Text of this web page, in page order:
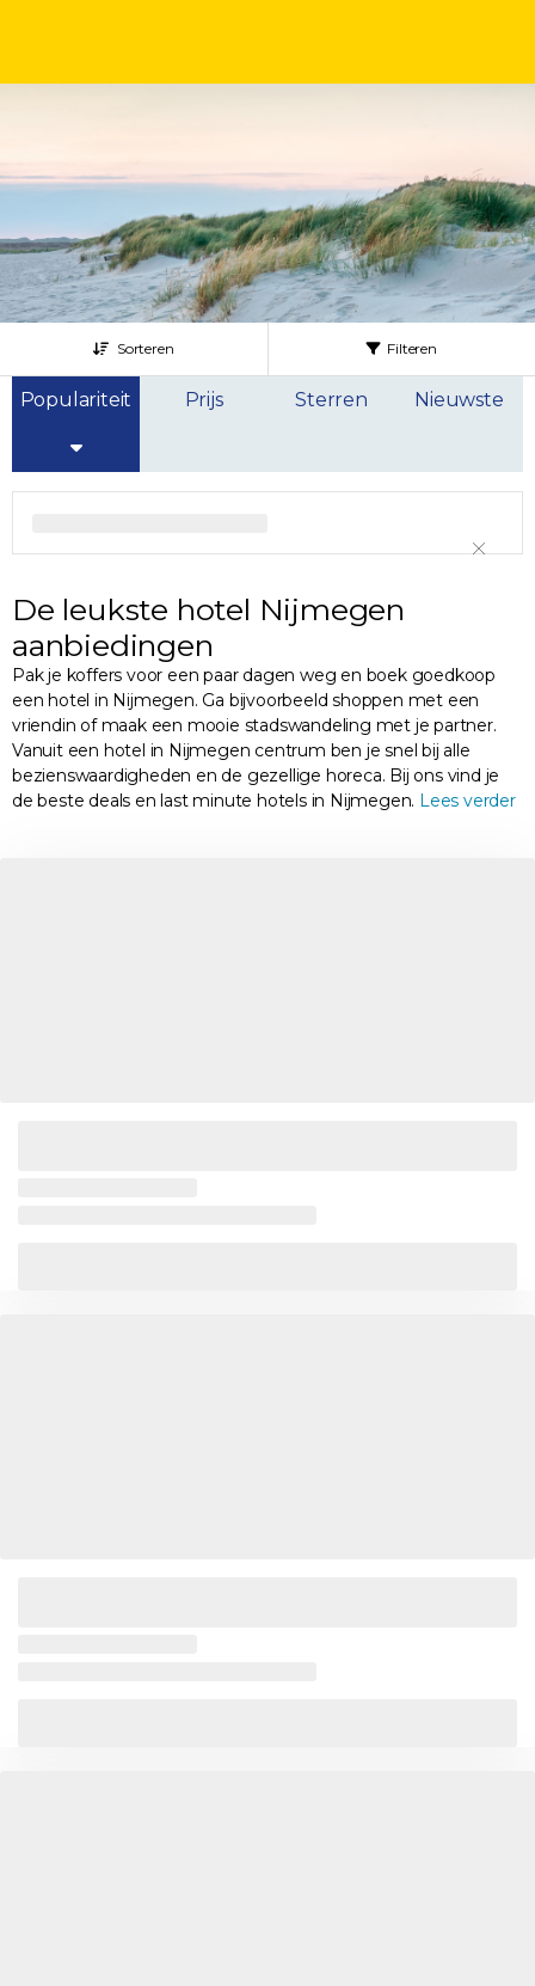
Sorteren Filteren
Populariteit Prijs Sterren Nieuwste
De leukste hotel Nijmegen
aanbiedingen
Pak je koffers voor een paar dagen weg en boek goedkoop
een hotel in Nijmegen. Ga bijvoorbeeld shoppen met een
vriendin of maak een mooie stadswandeling met je partner.
Vanuit een hotel in Nijmegen centrum ben je snel bij alle
bezienswaardigheden en de gezellige horeca. Bij ons vind je
de beste deals en last minute hotels in Nijmegen. Lees verder